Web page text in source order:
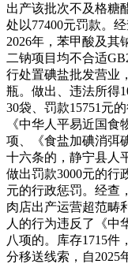
出产该批次不及格糖
处以77400元罚款。
2026年，苯甲酸及其
二钠项目均不合适
行处置碘盐批发营业
瓶。做出、违法所得
30袋、罚款15751元
《中华人平易近国
项、《食盐加碘消弭
十六条的，静宁县人
做出罚款3000元的行
元的行政惩罚。经查
肉店出产运营超范畴
人的行为违反了《中
八项的。库存1715件
分移送线索，自2025